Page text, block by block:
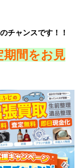
チャンスです！！
期間をお見